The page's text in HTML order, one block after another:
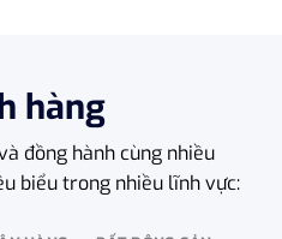
hàng
đồng hành cùng nhiều
biểu trong nhiều lĩnh vực: